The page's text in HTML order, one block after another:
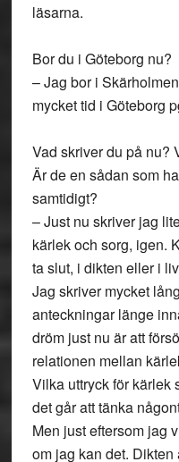
läsarna.
Bor du i Göteborg nu?
– Jag bor i
mycket tid i Göteborg
Vad skriver du på nu?
Är de en sådan som
samtidigt?
– Just nu skriver jag
kärlek och sorg, igen.
ta slut, i dikten eller i
Jag skriver mycket
anteckningar länge
dröm just nu är att
relationen mellan
Vilka uttryck för kärlek
det går att tänka
Men just eftersom jag
om jag kan det. Dikten